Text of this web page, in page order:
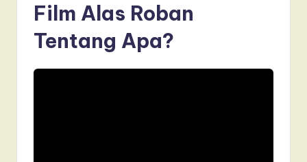
Film Alas Roban
Tentang Apa?